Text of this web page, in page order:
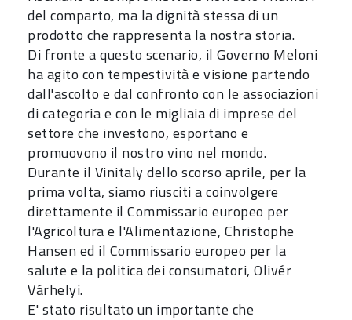
del comparto, ma la dignità stessa di un
prodotto che rappresenta la nostra storia.
Di fronte a questo scenario, il Governo Meloni
ha agito con tempestività e visione partendo
dall'ascolto e dal confronto con le associazioni
di categoria e con le migliaia di imprese del
settore che investono, esportano e
promuovono il nostro vino nel mondo.
Durante il Vinitaly dello scorso aprile, per la
prima volta, siamo riusciti a coinvolgere
direttamente il Commissario europeo per
l'Agricoltura e l'Alimentazione, Christophe
Hansen ed il Commissario europeo per la
salute e la politica dei consumatori, Olivér
Várhelyi.
E' stato risultato un importante che